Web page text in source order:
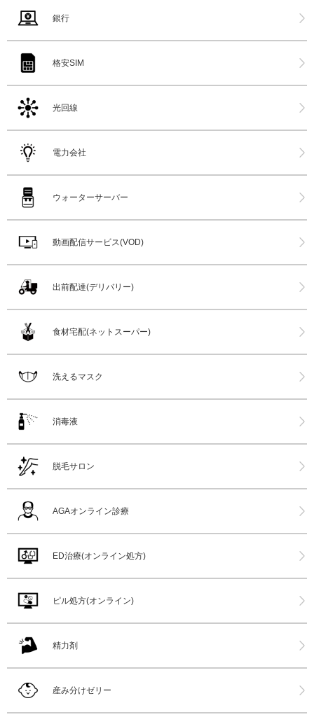
銀行
格安SIM
光回線
電力会社
ウォーターサーバー
動画配信サービス(VOD)
出前配達(デリバリー)
食材宅配(ネットスーパー)
洗えるマスク
消毒液
脱毛サロン
AGAオンライン診療
ED治療(オンライン処方)
ピル処方(オンライン)
精力剤
産み分けゼリー